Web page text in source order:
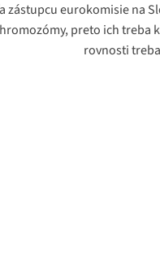
zástupcu eurokomisie na
preto ich treba
rovnosti